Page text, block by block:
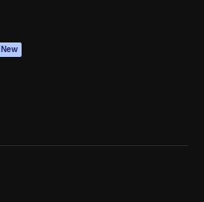
New